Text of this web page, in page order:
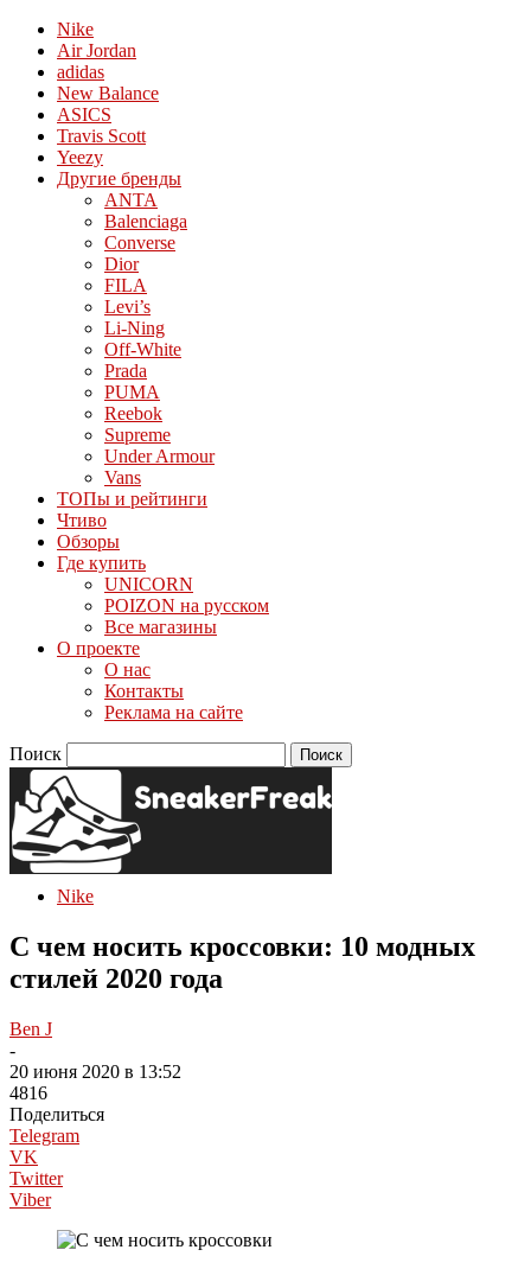
Nike
Air Jordan
adidas
New Balance
ASICS
Travis Scott
Yeezy
Другие бренды
ANTA
Balenciaga
Converse
Dior
FILA
Levi’s
Li-Ning
Off-White
Prada
PUMA
Reebok
Supreme
Under Armour
Vans
ТОПы и рейтинги
Чтиво
Обзоры
Где купить
UNICORN
POIZON на русском
Все магазины
О проекте
О нас
Контакты
Реклама на сайте
Поиск
Nike
С чем носить кроссовки: 10 модных
стилей 2020 года
Ben J
-
20 июня 2020 в 13:52
4816
Поделиться
Telegram
VK
Twitter
Viber